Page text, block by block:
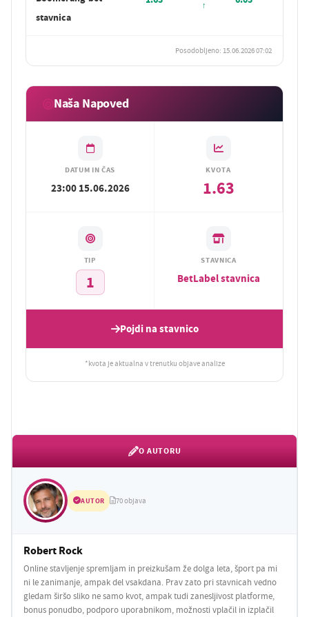
stavnica
Posodobljeno: 15.06.2026 07:02
Naša Napoved
DATUM IN ČAS
23:00 15.06.2026
KVOTA
1.63
TIP
1
STAVNICA
BetLabel stavnica
Pojdi na stavnico
*kvota je aktualna v trenutku objave analize
O AUTORU
AUTOR 70 objava
Robert Rock
Online stavljenje spremljam in preizkušam že dolga leta, šport pa mi
ni le zanimanje, ampak del vsakdana. Prav zato pri stavnicah vedno
gledam širšo sliko ne samo kvot, ampak tudi zanesljivost platforme,
bonus ponudbo, podporo uporabnikom, možnosti vplačil in izplačil